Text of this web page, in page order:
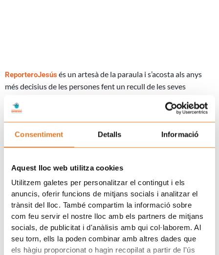
Consentiment Detalls Informació
Aquest lloc web utilitza cookies
Utilitzem galetes per personalitzar el contingut i els
anuncis, oferir funcions de mitjans socials i analitzar el
trànsit del lloc. També compartim la informació sobre
com feu servir el nostre lloc amb els partners de mitjans
socials, de publicitat i d'anàlisis amb qui col·laborem. Al
seu torn, ells la poden combinar amb altres dades que
els hàgiu proporcionat o hagin recopilat a partir de l'ús
ReporteroJesús és un artesà de la paraula i s’acosta als anys
més decisius de les persones fent un recull de les seves
els ha tocat viure.
Ho fa des de la quotidianitat i la proximitat
que propicien les converses relaxades, sense pressa, des de
l’escolta profunda
, prenen el polze a les paraules
pronunciades des del cor, per persones que han viscut realitats
nois i noies ja estan preparats per obrir-se al món. Fa anys que
fan camí junts, afamats».
El contingut sencer d’aquestes entrevistes es publicarà en
format de llibre solidari amb l’AFANOC.
Prev
ANTERIOR
Lildami, Elisenda Pineda, Gertrudis, BETA, TITÓ i 12 veus eufòriques a l’escenari del Posa’t la Gorra!
SEGÜENT